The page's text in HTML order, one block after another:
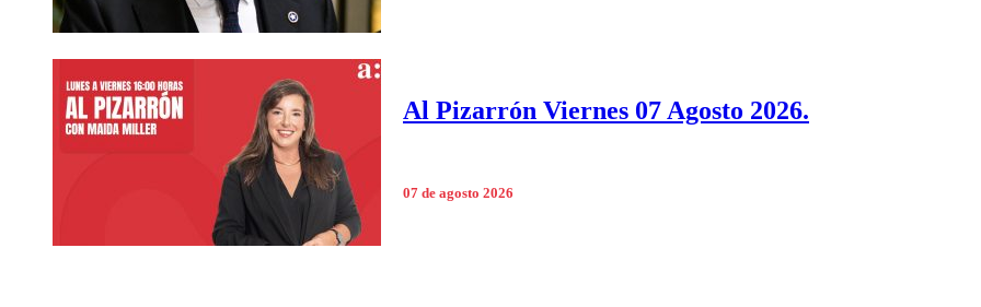
Al Pizarrón Viernes 07 Agosto 2026.
07 de agosto 2026